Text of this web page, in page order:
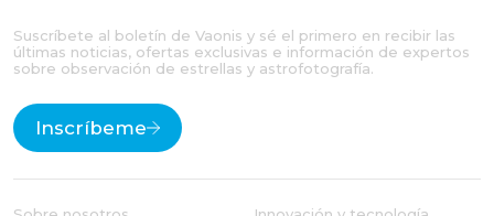
Suscríbete al boletín de Vaonis y sé el primero en recibir las
últimas noticias, ofertas exclusivas e información de expertos
sobre observación de estrellas y astrofotografía.
Inscríbeme